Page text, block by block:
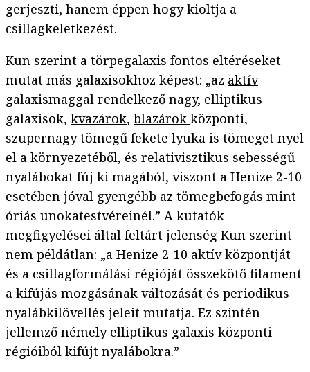
gerjeszti, hanem éppen hogy kioltja a
csillagkeletkezést.
Kun szerint a törpegalaxis fontos eltéréseket
mutat más galaxisokhoz képest: „az aktív
galaxismaggal rendelkező nagy, elliptikus
galaxisok, kvazárok, blazárok központi,
szupernagy tömegű fekete lyuka is tömeget nyel
el a környezetéből, és relativisztikus sebességű
nyalábokat fúj ki magából, viszont a Henize 2-10
esetében jóval gyengébb az tömegbefogás mint
óriás unokatestvéreinél.” A kutatók
megfigyelései által feltárt jelenség Kun szerint
nem példátlan: „a Henize 2-10 aktív központját
és a csillagformálási régióját összekötő filament
a kifújás mozgásának változását és periodikus
nyalábkilövellés jeleit mutatja. Ez szintén
jellemző némely elliptikus galaxis központi
régióiból kifújt nyalábokra.”